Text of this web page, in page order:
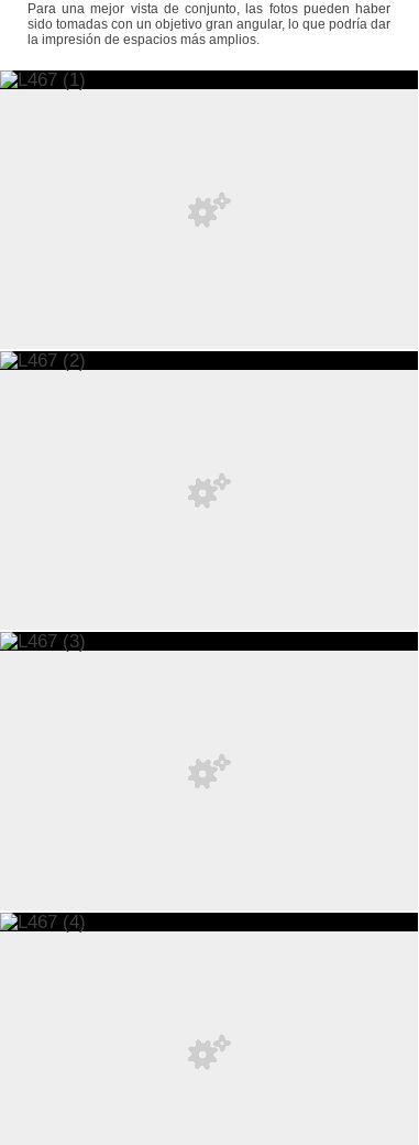
Para una mejor vista de conjunto, las fotos pueden haber
sido tomadas con un objetivo gran angular, lo que podría dar
la impresión de espacios más amplios.